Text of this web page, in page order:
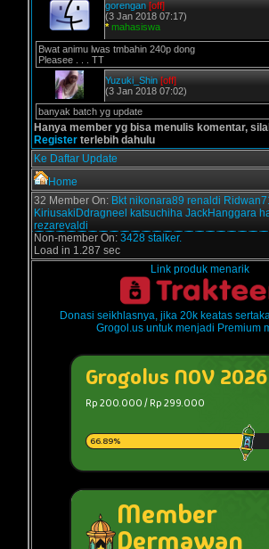
gorengan [off]
(3 Jan 2018 07:17)
* mahasiswa
Bwat animu lwas tmbahin 240p dong
Pleasee . . . TT
Yuzuki_Shin [off]
(3 Jan 2018 07:02)
banyak batch yg update
Hanya member yg bisa menulis komentar,
Register terlebih dahulu
Ke Daftar Update
Home
32 Member On: Bkt nikonara89 renaldi
KiriusakiDdragneel
katsuchiha JackHanggara
rezarevaldi
Non-member On: 3428 stalker.
Load in 1.287 sec
Link produk menarik
Donasi seikhlasnya, jika 20k keatas
Grogol.us untuk menjadi Premium